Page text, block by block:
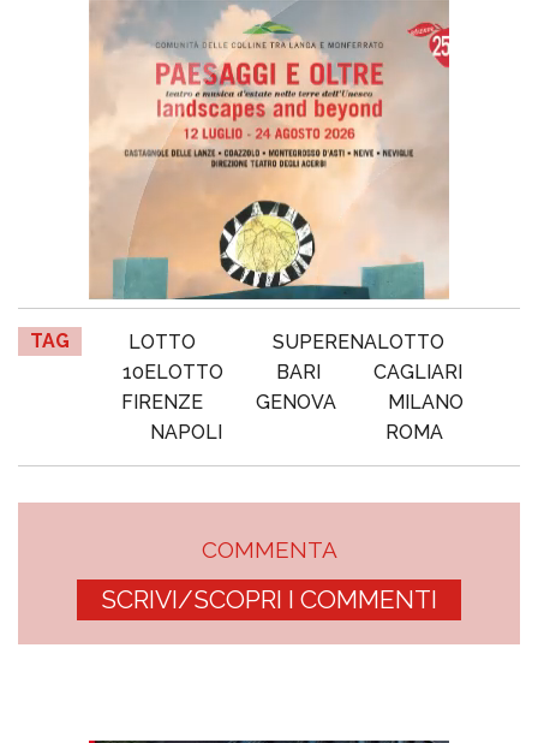
TAG LOTTO
SUPERENALOTTO
10ELOTTO
BARI
CAGLIARI
FIRENZE
GENOVA
MILANO
NAPOLI
ROMA
COMMENTA
SCRIVI/SCOPRI I COMMENTI